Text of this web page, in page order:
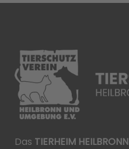
Das TIERHEIM HEILBRONN